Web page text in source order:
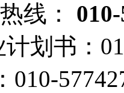
线：
划书：
010-